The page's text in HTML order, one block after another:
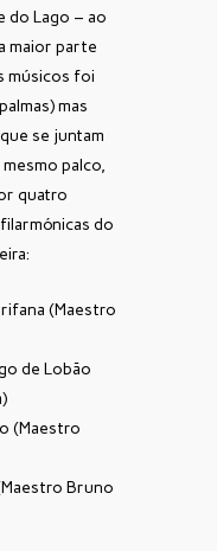
do Lago – ao
maior parte
músicos foi
mas
se juntam
palco,
quatro
do
(Maestro
de Lobão
(Maestro
Bruno